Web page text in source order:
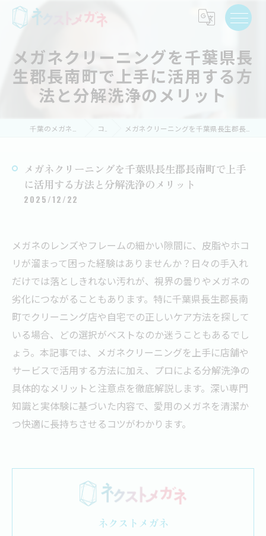
メガネクリーニングを千葉県長
生郡長南町で上手に活用する方
法と分解洗浄のメリット
コラム メガネクリーニングを千葉県長生郡長南町で上手に活用する方法と分解洗浄のメリット
メガネクリーニングを千葉県長生郡長南町で上手
に活用する方法と分解洗浄のメリット
2025/12/22
メガネのレンズやフレームの細かい隙間に、皮脂やホコ
リが溜まって困った経験はありませんか？日々の手入れ
だけでは落としきれない汚れが、視界の曇りやメガネの
劣化につながることもあります。特に千葉県長生郡長南
町でクリーニング店や自宅での正しいケア方法を探して
いる場合、どの選択がベストなのか迷うこともあるでし
ょう。本記事では、メガネクリーニングを上手に店舗や
サービスで活用する方法に加え、プロによる分解洗浄の
具体的なメリットと注意点を徹底解説します。深い専門
知識と実体験に基づいた内容で、愛用のメガネを清潔か
つ快適に長持ちさせるコツがわかります。
ネクストメガネ